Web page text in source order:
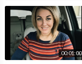
00:01:00